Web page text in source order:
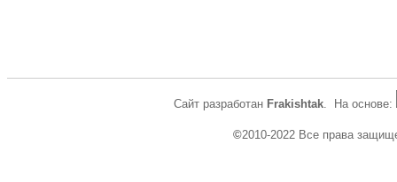
Сайт разработан Frakishtak. На основе:
©2010-2022 Все права